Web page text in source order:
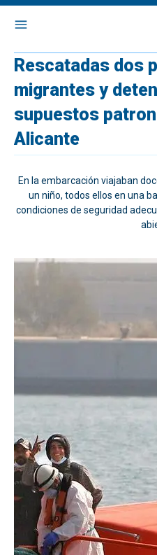
Rescatadas dos
migrantes y
supuestos
Alicante
En la embarcación viajaban
un niño, todos ellos en una
condiciones de seguridad